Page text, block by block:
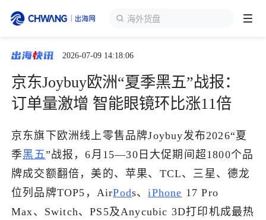
海外货盘
跨境展会
出海服务
出海资讯
跨境报告
出海导航
2026-07-09 14:18:06
京东Joybuy欧洲“夏季黑五”战报：
订单量激增 智能眼镜环比涨11倍
京东旗下欧洲线上零售品牌Joybuy发布2026“夏
季黑五”战报，6月15—30日大促期间超1800个品
牌成交额翻倍，美的、苹果、TCL、三星、德龙
位列品牌TOP5，AirPods、iPhone 17 Pro
Max、Switch、PS5及Anycubic 3D打印机成最热